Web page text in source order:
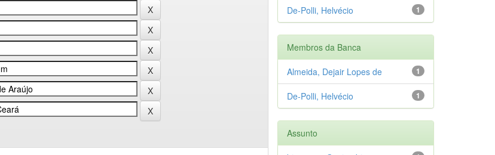
1
De-Polli, Helvécio
Membros da Banca
1
Almeida, Dejair Lopes de
1
De-Polli, Helvécio
Assunto